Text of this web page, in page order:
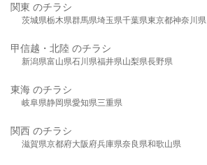
関東 のチラシ
茨城県栃木県群馬県埼玉県千葉県東京都神奈川県
甲信越・北陸 のチラシ
新潟県富山県石川県福井県山梨県長野県
東海 のチラシ
岐阜県静岡県愛知県三重県
関西 のチラシ
滋賀県京都府大阪府兵庫県奈良県和歌山県